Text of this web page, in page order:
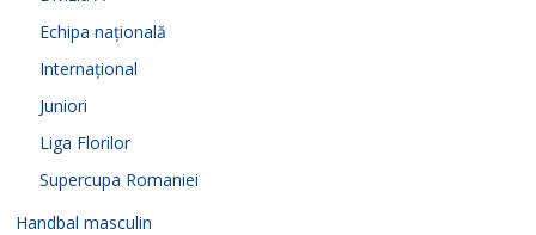
Echipa națională
Internațional
Juniori
Liga Florilor
Supercupa Romaniei
Handbal masculin